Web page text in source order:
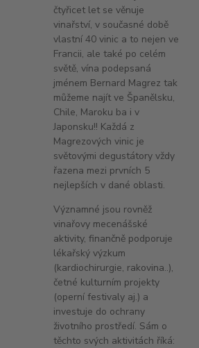
čtyřicet let se věnuje
vinařství, v současné době
vlastní 40 vinic a to nejen ve
Francii, ale také po celém
světě, vína podepsaná
jménem Bernard Magrez tak
můžeme najít ve Španělsku,
Chile, Maroku ba i v
Japonsku!! Každá z
Magrezových vinic je
světovými degustátory vždy
řazena mezi prvních 5
nejlepších v dané oblasti.
Významné jsou rovněž
vinařovy mecenášské
aktivity, finančně podporuje
lékařský výzkum
(kardiochirurgie, rakovina..),
četné kulturním projekty
(operní festivaly aj.) a
investuje do ochrany
životního prostředí. Sám o
těchto svých aktivitách říká: